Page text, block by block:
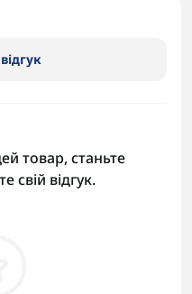
товар, станьте
відгук.